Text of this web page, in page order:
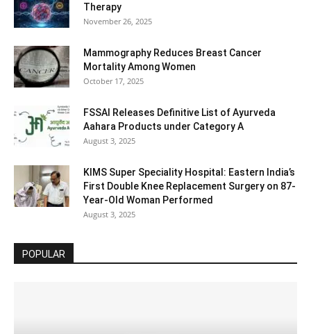
Therapy
November 26, 2025
Mammography Reduces Breast Cancer
Mortality Among Women
October 17, 2025
FSSAI Releases Definitive List of Ayurveda
Aahara Products under Category A
August 3, 2025
KIMS Super Speciality Hospital: Eastern India’s
First Double Knee Replacement Surgery on 87-
Year-Old Woman Performed
August 3, 2025
POPULAR